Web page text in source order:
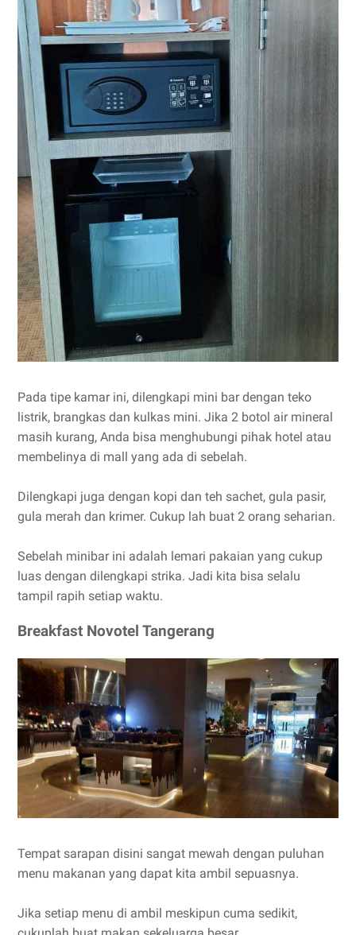
Pada tipe kamar ini, dilengkapi mini bar dengan teko
listrik, brangkas dan kulkas mini. Jika 2 botol air mineral
masih kurang, Anda bisa menghubungi pihak hotel atau
membelinya di mall yang ada di sebelah.
Dilengkapi juga dengan kopi dan teh sachet, gula pasir,
gula merah dan krimer. Cukup lah buat 2 orang seharian.
Sebelah minibar ini adalah lemari pakaian yang cukup
luas dengan dilengkapi strika. Jadi kita bisa selalu
tampil rapih setiap waktu.
Breakfast Novotel Tangerang
Tempat sarapan disini sangat mewah dengan puluhan
menu makanan yang dapat kita ambil sepuasnya.
Jika setiap menu di ambil meskipun cuma sedikit,